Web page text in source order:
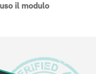
il modulo